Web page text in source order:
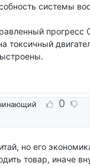
системы
прогресс
токсичный
0
но его
товар, иначе